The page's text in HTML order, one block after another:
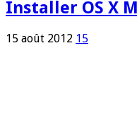
Installer OS X
15 août 2012 15